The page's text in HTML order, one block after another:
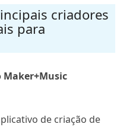
criadores
para
Maker+Music
de criação de